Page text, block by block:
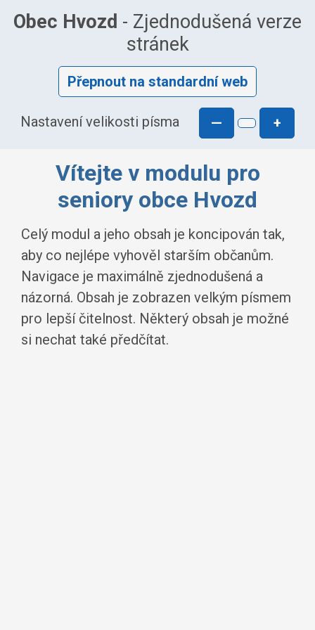
Obec Hvozd - Zjednodušená verze
stránek
Přepnout na standardní web
Nastavení velikosti písma — +
Vítejte v modulu pro
seniory obce Hvozd
Celý modul a jeho obsah je koncipován tak,
aby co nejlépe vyhověl starším občanům.
Navigace je maximálně zjednodušená a
názorná. Obsah je zobrazen velkým písmem
pro lepší čitelnost. Některý obsah je možné
si nechat také předčítat.